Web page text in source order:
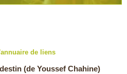
de liens
(de Youssef Chahine)